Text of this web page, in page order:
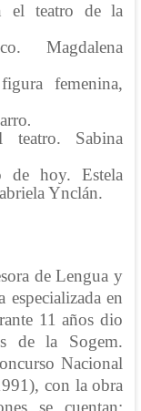
el teatro de la
Magdalena
femenina,
.
Sabina
de hoy. Estela
Ynclán.
de Lengua y
especializada en
11 años dio
de la Sogem.
Nacional
con la obra